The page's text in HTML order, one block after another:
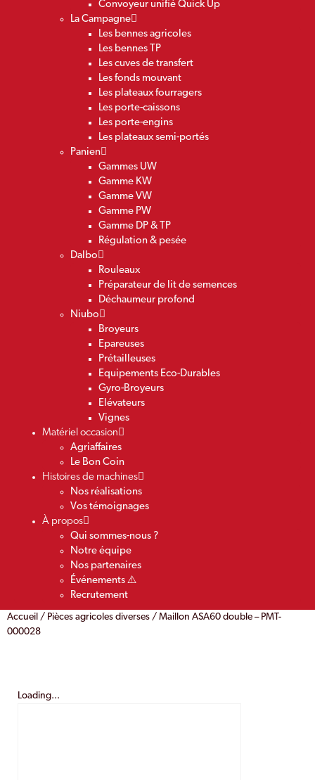
Convoyeur unifié Quick Up
La Campagne
Les bennes agricoles
Les bennes TP
Les cuves de transfert
Les fonds mouvant
Les plateaux fourragers
Les porte-caissons
Les porte-engins
Les plateaux semi-portés
Panien
Gammes UW
Gamme KW
Gamme VW
Gamme PW
Gamme DP & TP
Régulation & pesée
Dalbo
Rouleaux
Préparateur de lit de semences
Déchaumeur profond
Niubo
Broyeurs
Epareuses
Prétailleuses
Equipements Eco-Durables
Gyro-Broyeurs
Elévateurs
Vignes
Matériel occasion
Agriaffaires
Le Bon Coin
Histoires de machines
Nos réalisations
Vos témoignages
À propos
Qui sommes-nous ?
Notre équipe
Nos partenaires
Événements ⚠️
Recrutement
Accueil / Pièces agricoles diverses / Maillon ASA60 double – PMT-
000028
Loading...